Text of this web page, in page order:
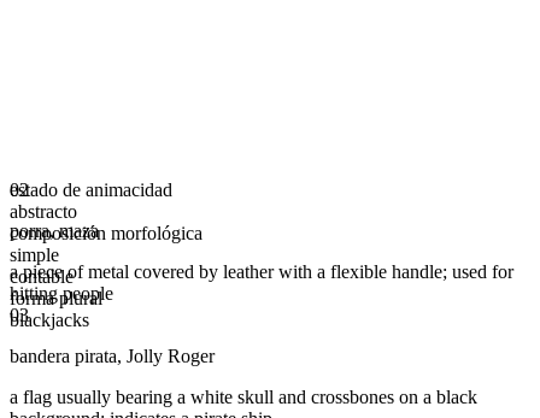
estado de animacidad
abstracto
composición morfológica
simple
contable
forma plural
blackjacks
02
porra,maza
a piece of metal covered by leather with a flexible handle; used for
hitting people
03
bandera pirata, Jolly Roger
a flag usually bearing a white skull and crossbones on a black